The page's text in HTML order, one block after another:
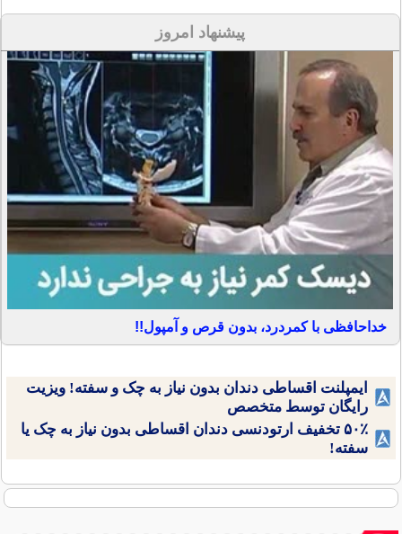
پیشنهاد امروز
خداحافظی با کمردرد، بدون قرص و آمپول!!
ایمپلنت اقساطی دندان بدون نیاز به چک و سفته! ویزیت
رایگان توسط متخصص
۵۰٪ تخفیف ارتودنسی دندان اقساطی بدون نیاز به چک یا
سفته!